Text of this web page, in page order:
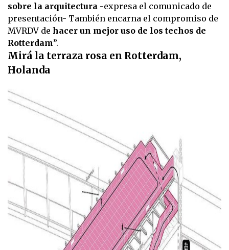
sobre la arquitectura -expresa el comunicado de
presentación- También encarna el compromiso de
MVRDV de hacer un mejor uso de los techos de
Rotterdam”.
Mirá la terraza rosa en Rotterdam,
Holanda